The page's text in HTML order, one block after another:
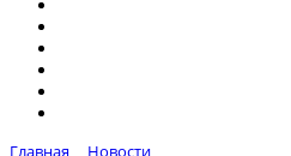
Главная
Новости